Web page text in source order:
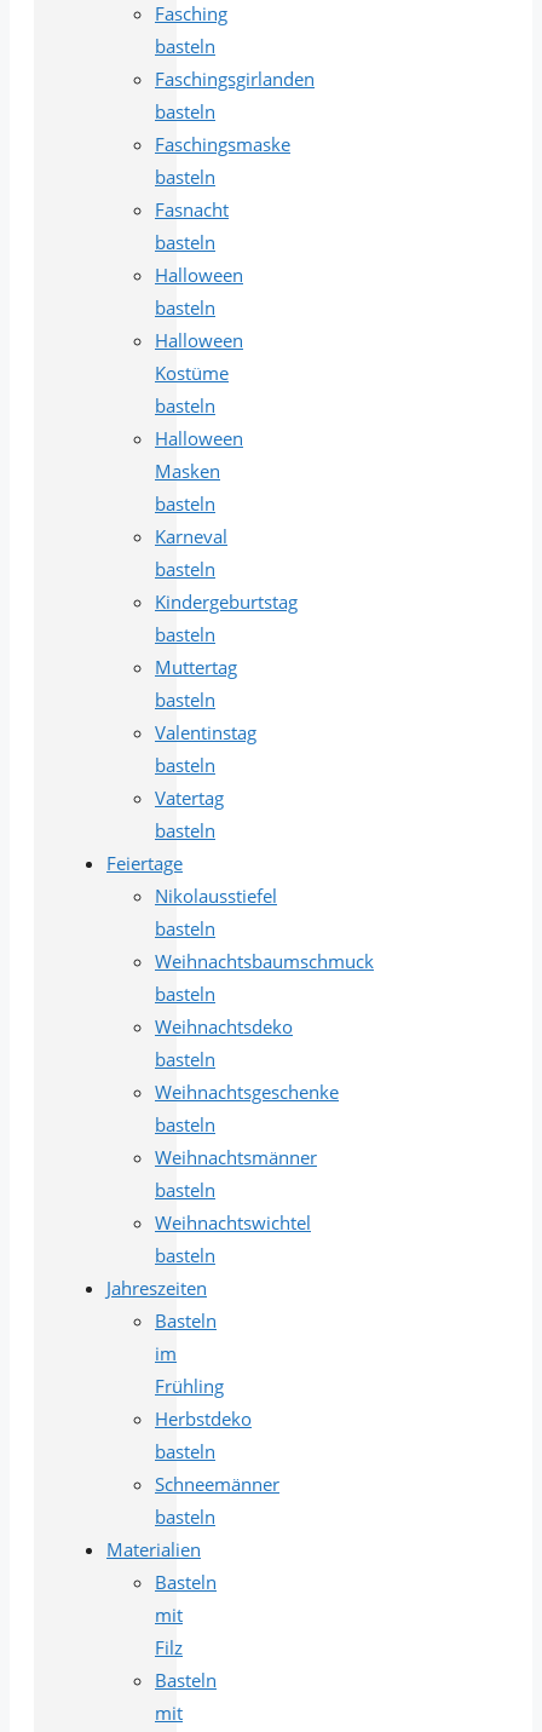
Fasching
basteln
Faschingsgirlanden
basteln
Faschingsmaske
basteln
Fasnacht
basteln
Halloween
basteln
Halloween
Kostüme
basteln
Halloween
Masken
basteln
Karneval
basteln
Kindergeburtstag
basteln
Muttertag
basteln
Valentinstag
basteln
Vatertag
basteln
Feiertage
Nikolausstiefel
basteln
Weihnachtsbaumschmuck
basteln
Weihnachtsdeko
basteln
Weihnachtsgeschenke
basteln
Weihnachtsmänner
basteln
Weihnachtswichtel
basteln
Jahreszeiten
Basteln
im
Frühling
Herbstdeko
basteln
Schneemänner
basteln
Materialien
Basteln
mit
Filz
Basteln
mit